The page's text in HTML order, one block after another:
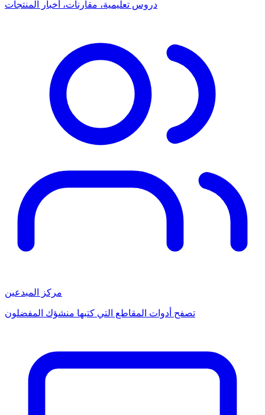
دروس تعليمية، مقارنات، أخبار المنتجات
مركز المبدعين
تصفح أدوات المقاطع التي كتبها منشؤك المفضلون